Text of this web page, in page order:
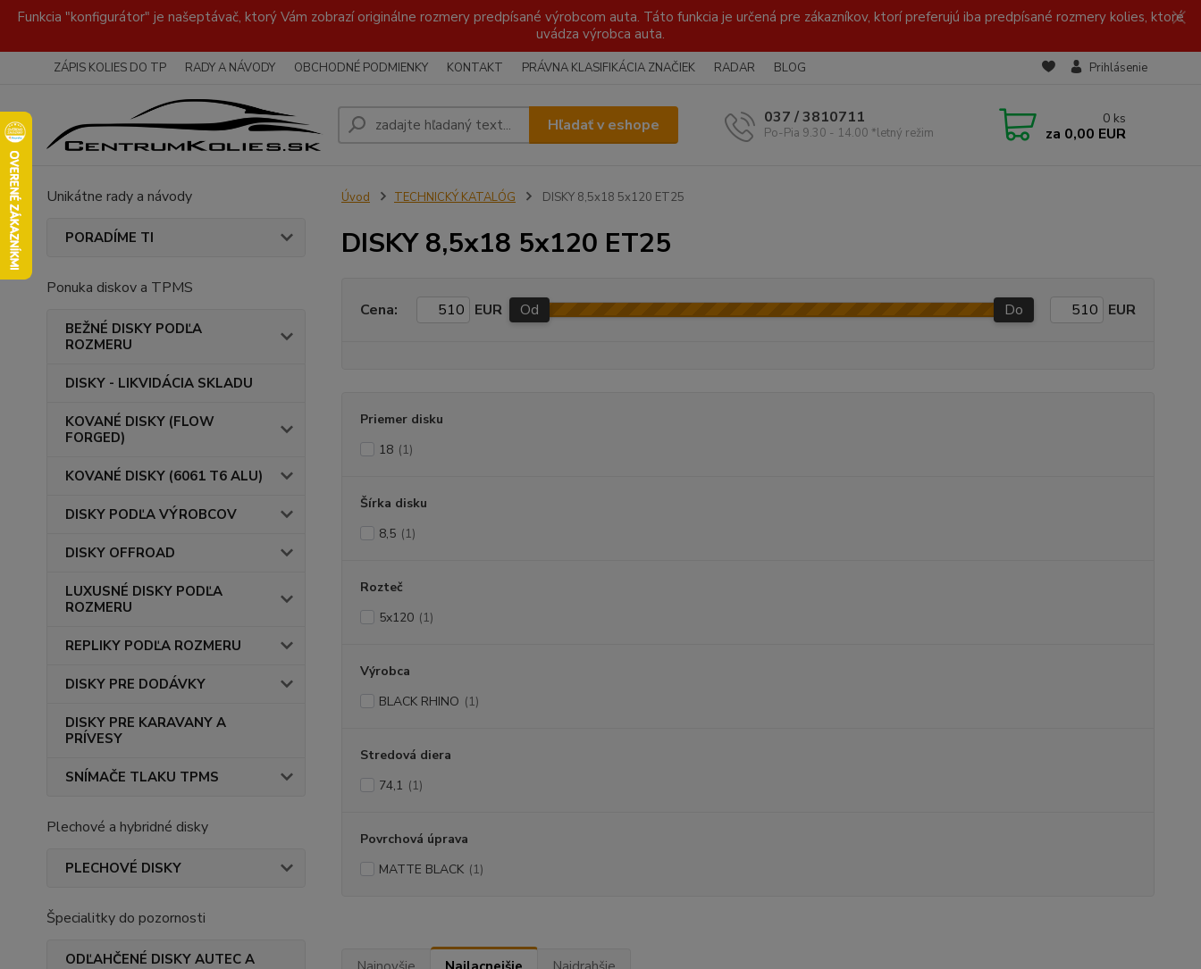
Funkcia "konfigurátor" je našeptávač, ktorý Vám zobrazí originálne rozmery predpísané výrobcom auta. Táto funkcia je určená pre zákazníkov, ktorí preferujú iba predpísané rozmery kolies, ktoré
uvádza výrobca auta.
ZÁPIS KOLIES DO TP RADY A NÁVODY OBCHODNÉ PODMIENKY KONTAKT PRÁVNA KLASIFIKÁCIA ZNAČIEK RADAR BLOG Prihlásenie
Hľadať v eshope 037 / 3810711
Po-Pia 9.30 - 14.00 *letný režim
0 ks
za 0,00 EUR
Unikátne rady a návody
PORADÍME TI
Ponuka diskov a TPMS
BEŽNÉ DISKY PODĽA
ROZMERU
DISKY - LIKVIDÁCIA SKLADU
KOVANÉ DISKY (FLOW
FORGED)
KOVANÉ DISKY (6061 T6 ALU)
DISKY PODĽA VÝROBCOV
DISKY OFFROAD
LUXUSNÉ DISKY PODĽA
ROZMERU
REPLIKY PODĽA ROZMERU
DISKY PRE DODÁVKY
DISKY PRE KARAVANY A
PRÍVESY
SNÍMAČE TLAKU TPMS
Plechové a hybridné disky
PLECHOVÉ DISKY
Špecialitky do pozornosti
ODĽAHČENÉ DISKY AUTEC A
Úvod TECHNICKÝ KATALÓG DISKY 8,5x18 5x120 ET25
DISKY 8,5x18 5x120 ET25
Cena: EUR Od Do EUR
Priemer disku
18 (1)
Šírka disku
8,5 (1)
Rozteč
5x120 (1)
Výrobca
BLACK RHINO (1)
Stredová diera
74,1 (1)
Povrchová úprava
MATTE BLACK (1)